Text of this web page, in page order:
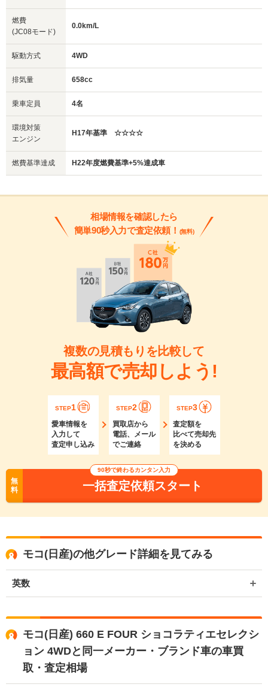
燃費
(JC08モード)
0.0km/L
駆動方式 4WD
排気量 658cc
乗車定員 4名
環境対策
エンジン
H17年基準 ☆☆☆☆
燃費基準達成 H22年度燃費基準+5%達成車
相場情報を確認したら
簡単90秒入力で査定依頼！ (無料)
複数の見積もりを比較して
最高額で売却しよう!
STEP1
愛車情報を
入力して
査定申し込み
STEP2
買取店から
電話、メール
でご連絡
STEP3
査定額を
比べて売却先
を決める
無
料
90秒で終わるカンタン入力
一括査定依頼スタート
モコ(日産)の他グレード詳細を見てみる
英数
モコ(日産) 660 E FOUR ショコラティエセレクシ
ョン 4WDと同一メーカー・ブランド車の車買
取・査定相場